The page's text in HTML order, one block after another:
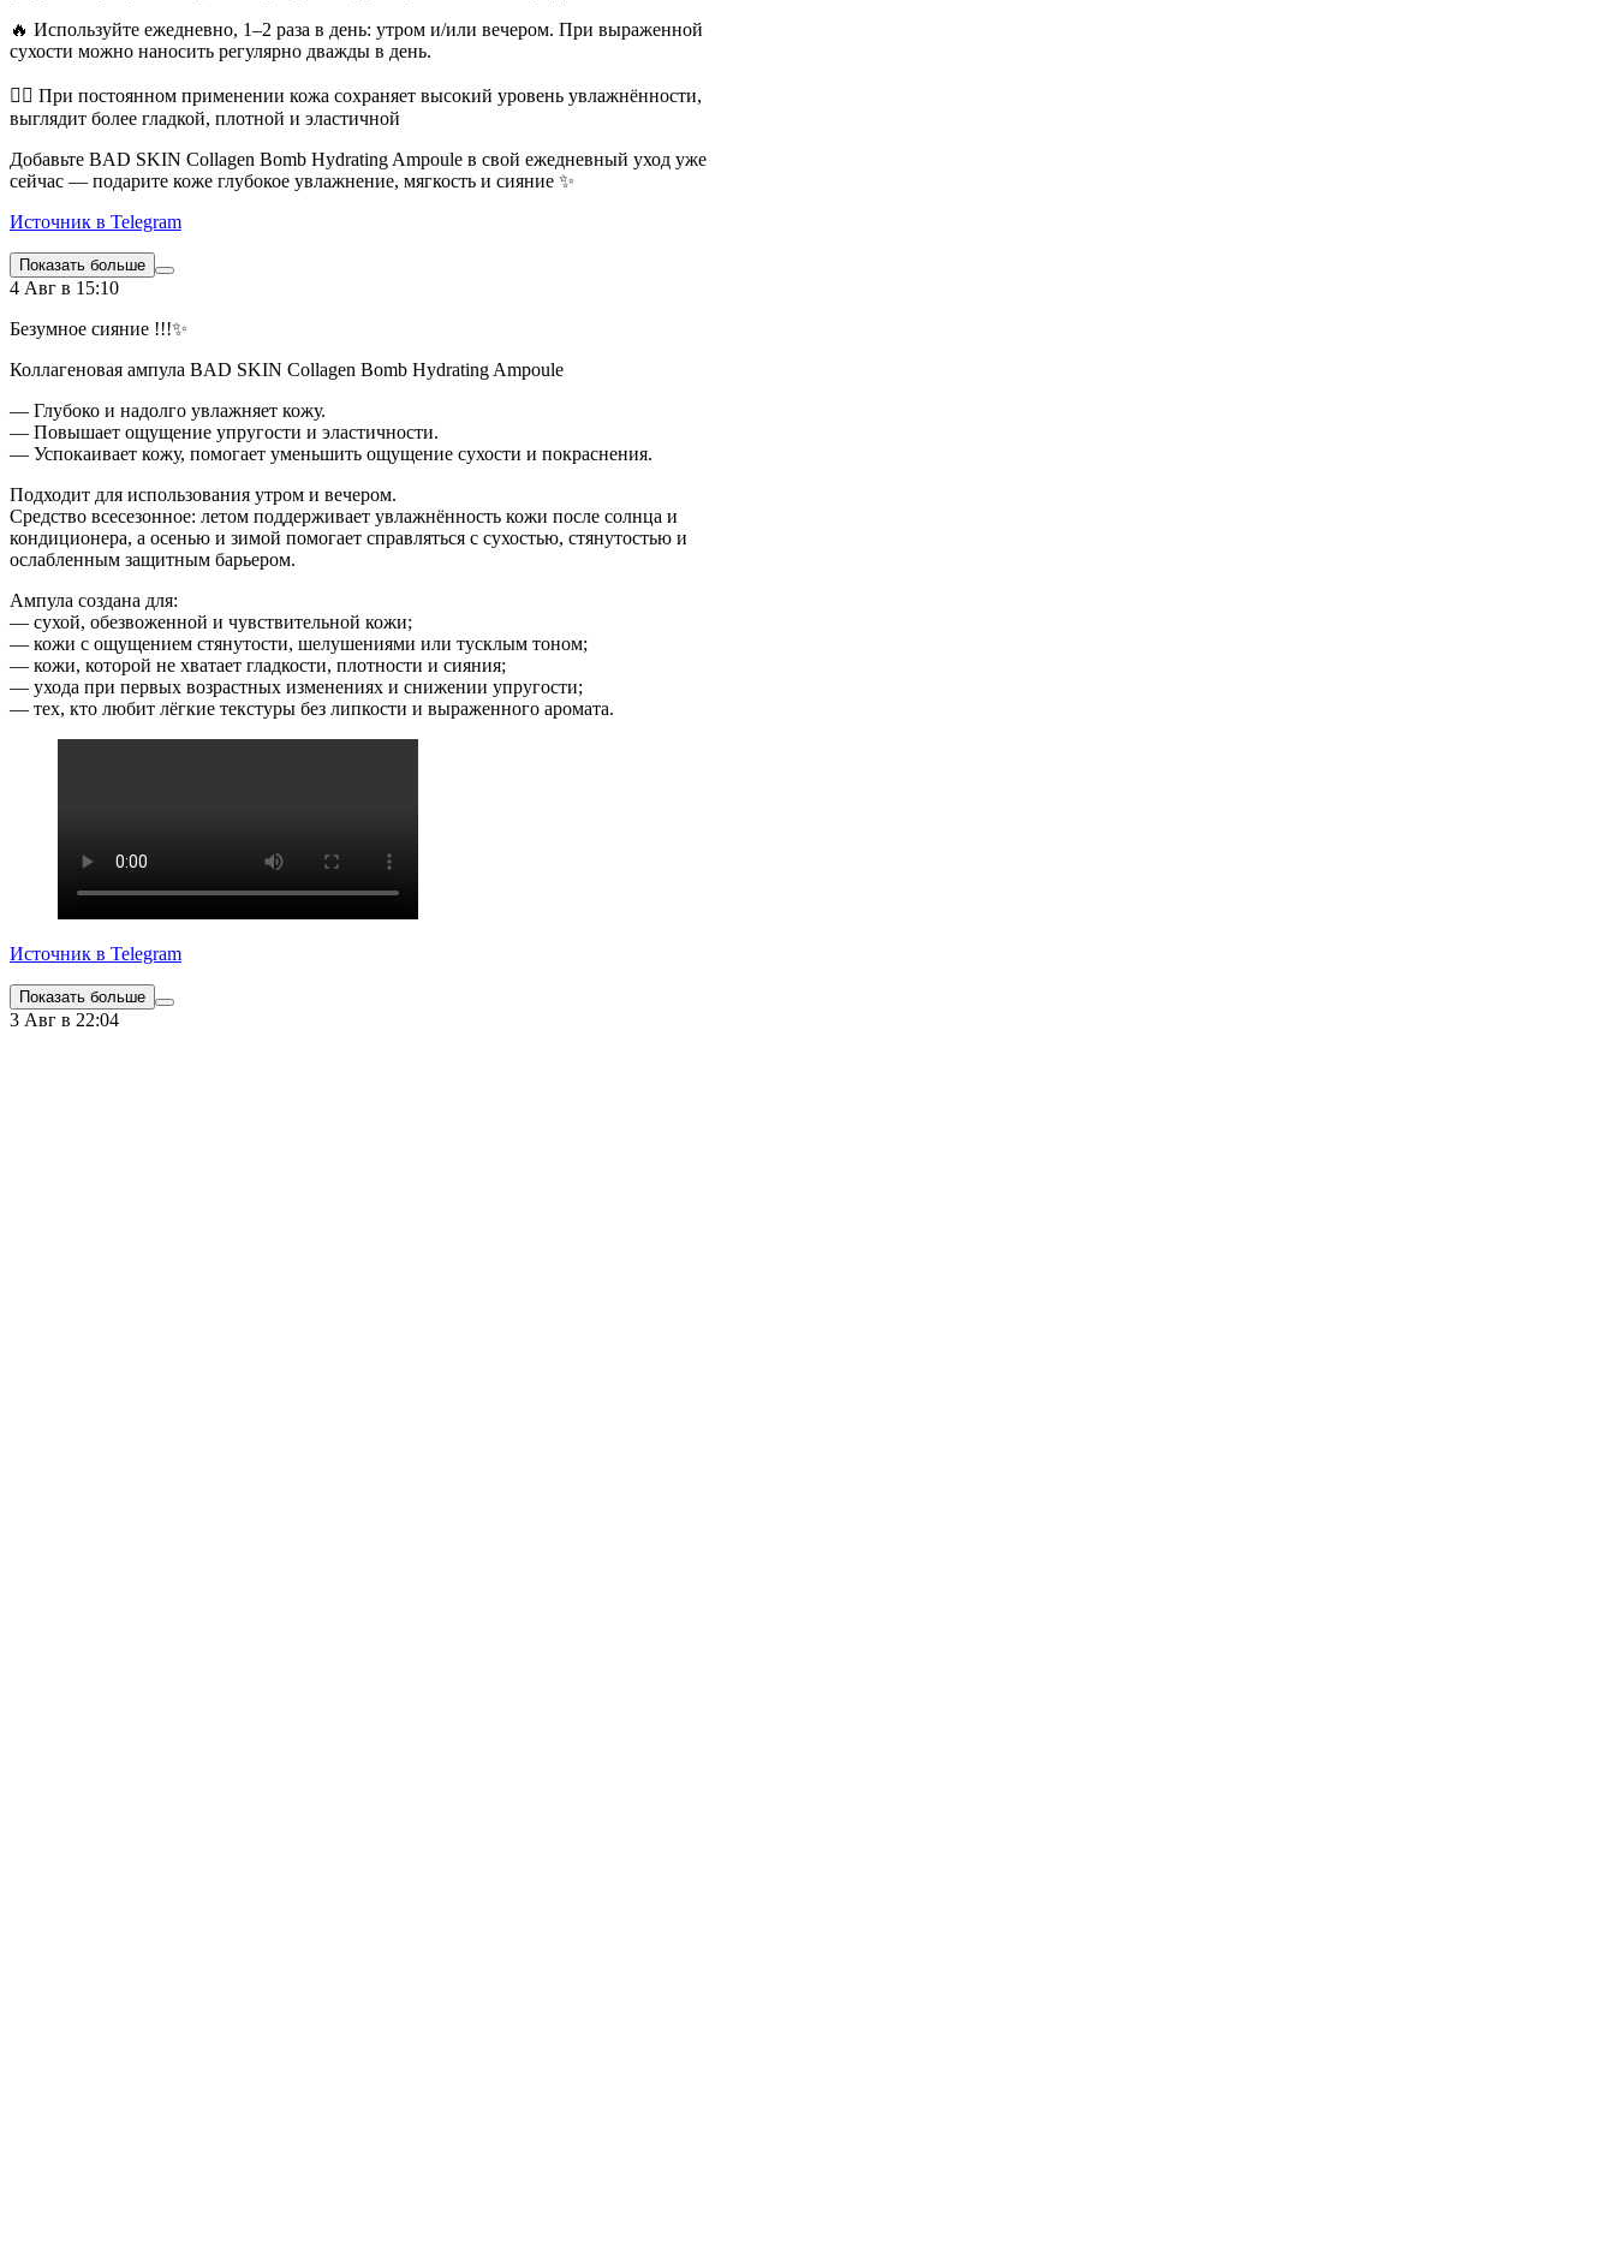
🔥 Используйте ежедневно, 1–2 раза в день: утром и/или вечером. При выраженной
сухости можно наносить регулярно дважды в день.
☝🏽 При постоянном применении кожа сохраняет высокий уровень увлажнённости,
выглядит более гладкой, плотной и эластичной
Добавьте BAD SKIN Collagen Bomb Hydrating Ampoule в свой ежедневный уход уже
сейчас — подарите коже глубокое увлажнение, мягкость и сияние ✨
Источник в Telegram
Показать больше
4 Авг в 15:10
Безумное сияние !!!✨
Коллагеновая ампула BAD SKIN Collagen Bomb Hydrating Ampoule
— Глубоко и надолго увлажняет кожу.
— Повышает ощущение упругости и эластичности.
— Успокаивает кожу, помогает уменьшить ощущение сухости и покраснения.
Подходит для использования утром и вечером.
Средство всесезонное: летом поддерживает увлажнённость кожи после солнца и
кондиционера, а осенью и зимой помогает справляться с сухостью, стянутостью и
ослабленным защитным барьером.
Ампула создана для:
— сухой, обезвоженной и чувствительной кожи;
— кожи с ощущением стянутости, шелушениями или тусклым тоном;
— кожи, которой не хватает гладкости, плотности и сияния;
— ухода при первых возрастных изменениях и снижении упругости;
— тех, кто любит лёгкие текстуры без липкости и выраженного аромата.
Источник в Telegram
Показать больше
3 Авг в 22:04